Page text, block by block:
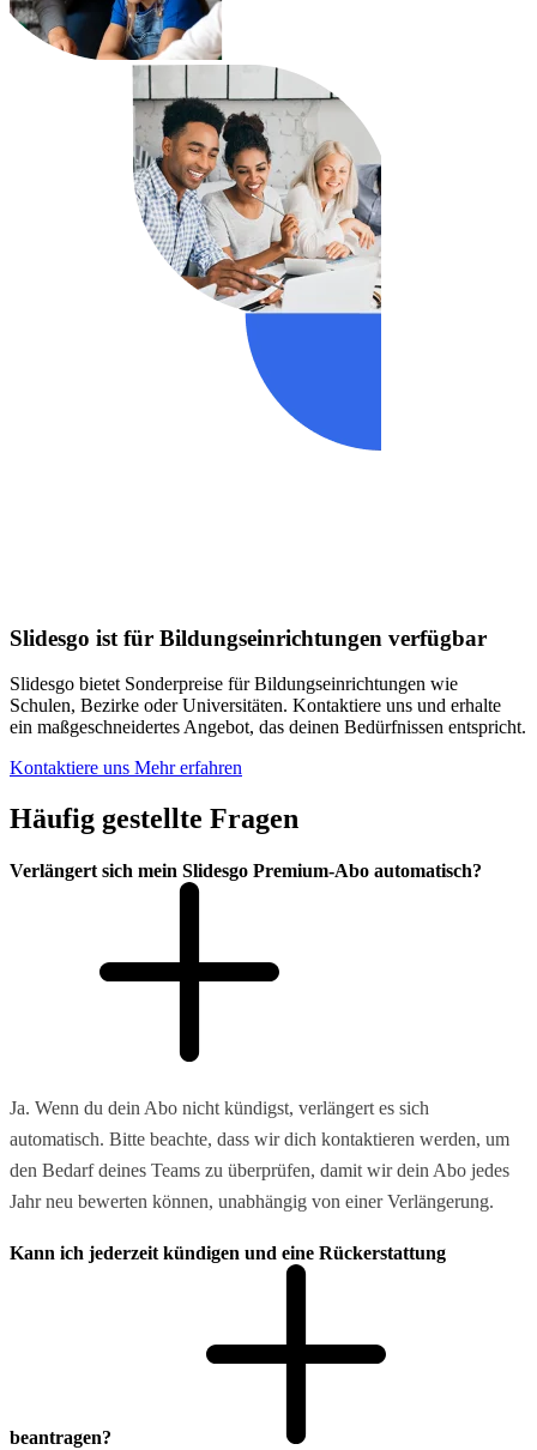
Slidesgo ist für Bildungseinrichtungen verfügbar
Slidesgo bietet Sonderpreise für Bildungseinrichtungen wie
Schulen, Bezirke oder Universitäten. Kontaktiere uns und erhalte
ein maßgeschneidertes Angebot, das deinen Bedürfnissen entspricht.
Kontaktiere uns Mehr erfahren
Häufig gestellte Fragen
Verlängert sich mein Slidesgo Premium-Abo automatisch?
Ja. Wenn du dein Abo nicht kündigst, verlängert es sich
automatisch. Bitte beachte, dass wir dich kontaktieren werden, um
den Bedarf deines Teams zu überprüfen, damit wir dein Abo jedes
Jahr neu bewerten können, unabhängig von einer Verlängerung.
Kann ich jederzeit kündigen und eine Rückerstattung
beantragen?